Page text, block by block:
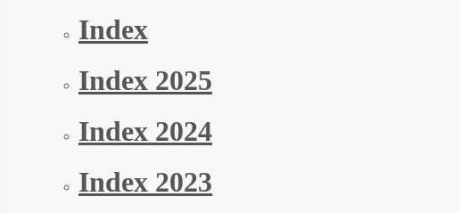
Index
Index 2025
Index 2024
Index 2023